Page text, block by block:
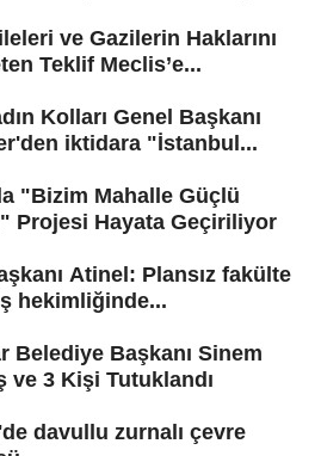
ve Gazilerin Haklarını
Teklif Meclis’e...
Kolları Genel Başkanı
iktidara "İstanbul...
"Bizim Mahalle Güçlü
Projesi Hayata Geçiriliyor
Atinel: Plansız fakülte
hekimliğinde...
Belediye Başkanı Sinem
ve 3 Kişi Tutuklandı
davullu zurnalı çevre